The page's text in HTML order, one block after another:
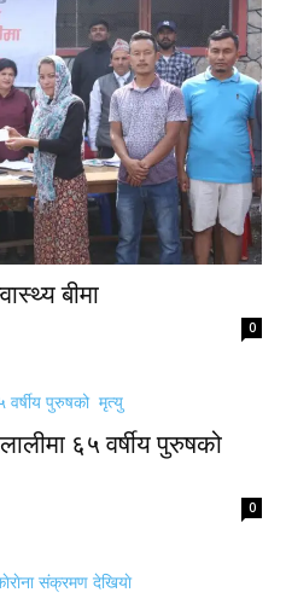
बीमा
0
६५ वर्षीय पुरुषको
0